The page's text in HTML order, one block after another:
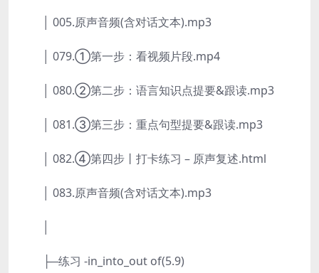
│ 005.原声音频(含对话文本).mp3
│ 079.①第一步：看视频片段.mp4
│ 080.②第二步：语言知识点提要&跟读.mp3
│ 081.③第三步：重点句型提要&跟读.mp3
│ 082.④第四步丨打卡练习 – 原声复述.html
│ 083.原声音频(含对话文本).mp3
├─练习 -in_into_out of(5.9)